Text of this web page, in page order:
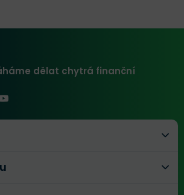
dělat chytrá finanční